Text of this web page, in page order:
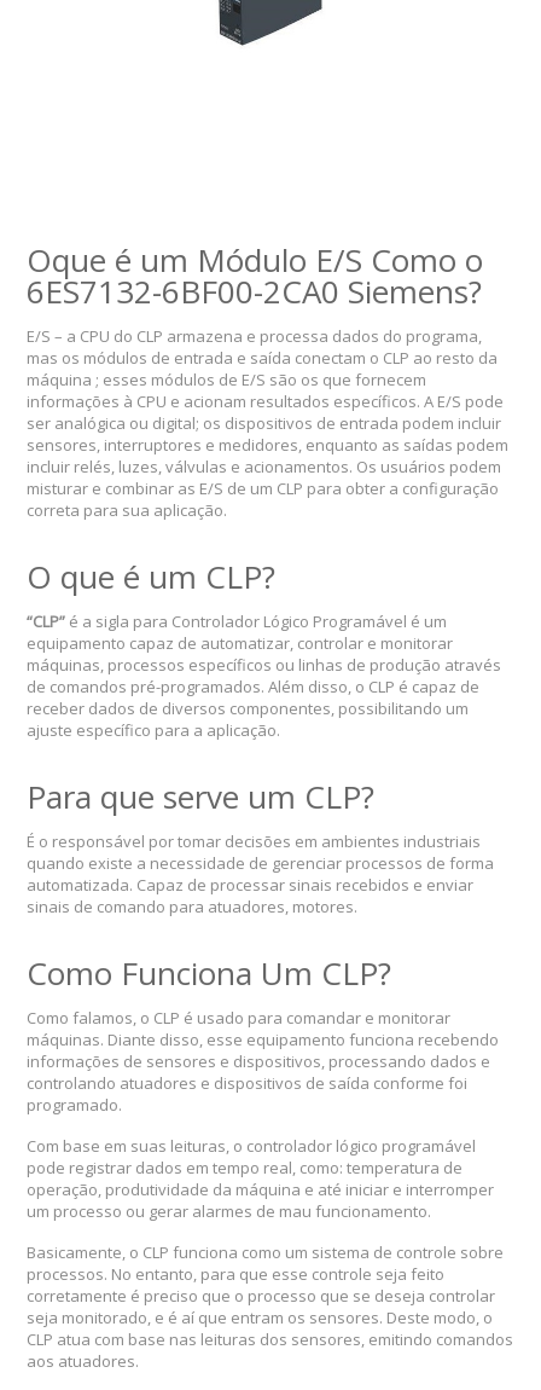
Oque é um Módulo E/S Como o
6ES7132-6BF00-2CA0 Siemens?
E/S – a CPU do CLP armazena e processa dados do programa,
mas os módulos de entrada e saída conectam o CLP ao resto da
máquina ; esses módulos de E/S são os que fornecem
informações à CPU e acionam resultados específicos. A E/S pode
ser analógica ou digital; os dispositivos de entrada podem incluir
sensores, interruptores e medidores, enquanto as saídas podem
incluir relés, luzes, válvulas e acionamentos. Os usuários podem
misturar e combinar as E/S de um CLP para obter a configuração
correta para sua aplicação.
O que é um CLP?
“CLP” é a sigla para Controlador Lógico Programável é um
equipamento capaz de automatizar, controlar e monitorar
máquinas, processos específicos ou linhas de produção através
de comandos pré-programados. Além disso, o CLP é capaz de
receber dados de diversos componentes, possibilitando um
ajuste específico para a aplicação.
Para que serve um CLP?
É o responsável por tomar decisões em ambientes industriais
quando existe a necessidade de gerenciar processos de forma
automatizada. Capaz de processar sinais recebidos e enviar
sinais de comando para atuadores, motores.
Como Funciona Um CLP?
Como falamos, o CLP é usado para comandar e monitorar
máquinas. Diante disso, esse equipamento funciona recebendo
informações de sensores e dispositivos, processando dados e
controlando atuadores e dispositivos de saída conforme foi
programado.
Com base em suas leituras, o controlador lógico programável
pode registrar dados em tempo real, como: temperatura de
operação, produtividade da máquina e até iniciar e interromper
um processo ou gerar alarmes de mau funcionamento.
Basicamente, o CLP funciona como um sistema de controle sobre
processos. No entanto, para que esse controle seja feito
corretamente é preciso que o processo que se deseja controlar
seja monitorado, e é aí que entram os sensores. Deste modo, o
CLP atua com base nas leituras dos sensores, emitindo comandos
aos atuadores.